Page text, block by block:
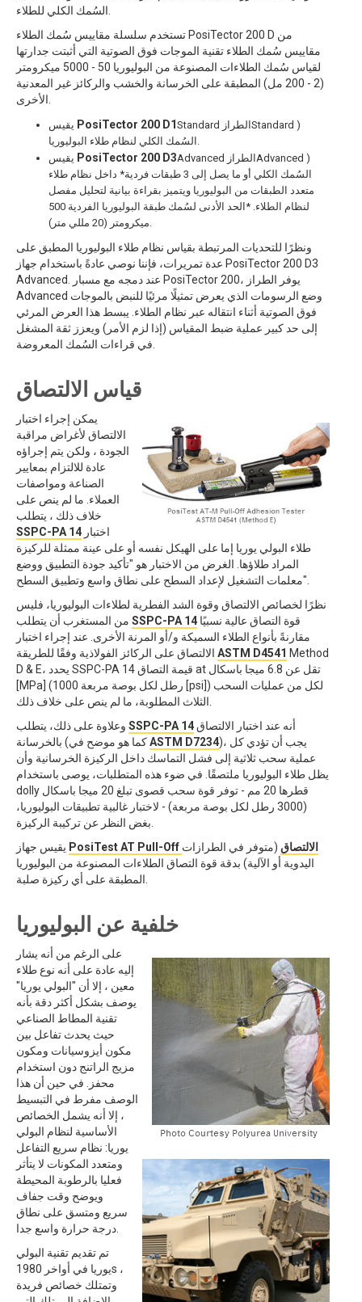
تستخدم سلسلة مقاييس سُمك الطلاء PosiTector 200 D من
مقاييس سُمك الطلاء تقنية الموجات فوق الصوتية التي أثبتت جدارتها
لقياس سُمك الطلاءات المصنوعة من البوليوريا 50 - 5000 ميكرومتر
(2 - 200 مل) المطبقة على الخرسانة والخشب والركائز غير المعدنية
PosiTector 200 D1 Standard الطرازStandard )
السُمك الكلي لنظام طلاء البوليوريا.
PosiTector 200 D3Advanced الطرازAdvanced )
السُمك الكلي أو ما يصل إلى 3 طبقات فردية* داخل نظام طلاء
متعدد الطبقات من البوليوريا ويتميز بقراءة بيانية لتحليل مفصل
لنظام الطلاء. *الحد الأدنى لسُمك طبقة البوليوريا الفردية 500
ميكرومتر (20 مللي متر).
ونظرًا للتحديات المرتبطة بقياس نظام طلاء البوليوريا المطبق على
عدة تمريرات، فإننا نوصي عادةً باستخدام جهاز PosiTector 200 D3
Advanced. عند دمجه مع مسبار PosiTector 200، يوفر الطراز
Advanced وضع الرسومات الذي يعرض تمثيلًا مرئيًا للنبض بالموجات
فوق الصوتية أثناء انتقاله عبر نظام الطلاء. يبسط هذا العرض المرئي
إلى حد كبير عملية ضبط المقياس (إذا لزم الأمر) ويعزز ثقة المشغل
قياس الالتصاق
يمكن إجراء اختبار
الالتصاق لأغراض مراقبة
الجودة ، ولكن يتم إجراؤه
عادة للالتزام بمعايير
الصناعة ومواصفات
العملاء. ما لم ينص على
خلاف ذلك ، يتطلب
SSPC-PA 14
طلاء البولي يوريا إما على الهيكل نفسه أو على عينة ممثلة للركيزة
المراد طلاؤها. الغرض من الاختبار هو "تأكيد جودة التطبيق ووضع
معلمات التشغيل لإعداد السطح على نطاق واسع وتطبيق السطح".
نظرًا لخصائص الالتصاق وقوة الشد الفطرية لطلاءات البوليوريا، فليس
SSPC-PA 14
مقارنةً بأنواع الطلاء السميكة و/أو المرنة الأخرى. عند إجراء اختبار
ASTM D4541 Method
D & E، يحدد SSPC-PA 14 قيمة التصاق at تقل عن 6.8 ميجا باسكال
[MPa] (1000 رطل لكل بوصة مربعة [psi]) لكل من عمليات السحب
SSPC-PA 14
ASTM D7234)، يجب أن تؤدي كل
عملية سحب ثلاثية إلى فشل التماسك داخل الركيزة الخرسانية وأن
يظل طلاء البوليوريا ملتصقًا. في ضوء هذه المتطلبات، يوصى باستخدام
dolly قطرها 20 مم - توفر قوة سحب قصوى تبلغ 20 ميجا باسكال
(3000 رطل لكل بوصة مربعة) - لاختبار غالبية تطبيقات البوليوريا،
PosiTest AT Pull-Off الالتصاق (متوفر في الطرازات
اليدوية أو الآلية) بدقة قوة التصاق الطلاءات المصنوعة من البوليوريا
خلفية عن البوليوريا
على الرغم من أنه يشار
إليه عادة على أنه نوع طلاء
معين ، إلا أن "البولي يوريا"
يوصف بشكل أكثر دقة بأنه
تقنية المطاط الصناعي
حيث يحدث تفاعل بين
مكون أيزوسيانات ومكون
مزيج الراتنج دون استخدام
محفز. في حين أن هذا
الوصف مفرط في التبسيط
، إلا أنه يشمل الخصائص
الأساسية لنظام البولي
يوريا: نظام سريع التفاعل
ومتعدد المكونات لا يتأثر
فعليا بالرطوبة المحيطة
ويوضح وقت جفاف
سريع ومتسق على نطاق
تم تقديم تقنية البولي
يوريا في أواخر 1980s ،
وتمتلك خصائص فريدة